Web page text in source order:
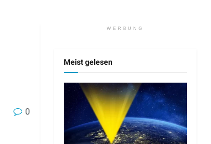
0
WERBUNG
Meist gelesen